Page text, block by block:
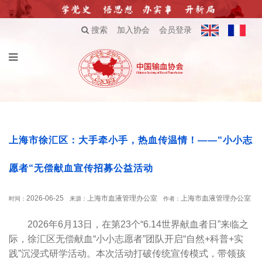
搜索 加入协会 会员登录
上海市徐汇区：大手牵小手，热血传温情！——“小小志
愿者“无偿献血宣传招募公益活动
时间： 2026-06-25 来源： 上海市血液管理办公室 作者： 上海市血液管理办公室
2026年6月13日，在第23个“6.14世界献血者日”来临之
际，徐汇区无偿献血“小小志愿者”团队开启“自然+科普+实
践”沉浸式研学活动。本次活动打破传统宣传模式，带领孩